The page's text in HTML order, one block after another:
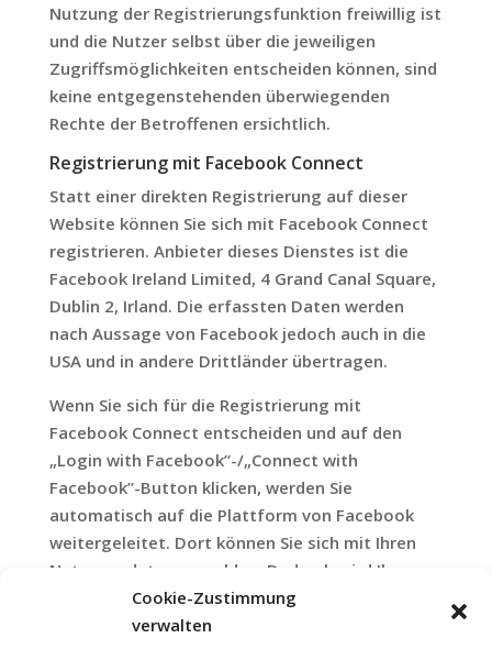
Cookie-Zustimmung
verwalten
Nutzung der Registrierungsfunktion freiwillig ist
und die Nutzer selbst über die jeweiligen
Zugriffsmöglichkeiten entscheiden können, sind
keine entgegenstehenden überwiegenden
Rechte der Betroffenen ersichtlich.
Registrierung mit Facebook Connect
Statt einer direkten Registrierung auf dieser
Website können Sie sich mit Facebook Connect
registrieren. Anbieter dieses Dienstes ist die
Facebook Ireland Limited, 4 Grand Canal Square,
Dublin 2, Irland. Die erfassten Daten werden
nach Aussage von Facebook jedoch auch in die
USA und in andere Drittländer übertragen.
Wenn Sie sich für die Registrierung mit
Facebook Connect entscheiden und auf den
„Login with Facebook”-/„Connect with
Facebook”-Button klicken, werden Sie
automatisch auf die Plattform von Facebook
weitergeleitet. Dort können Sie sich mit Ihren
Nutzungsdaten anmelden. Dadurch wird Ihr
Facebook-Profil mit dieser Website bzw. unseren
Diensten verknüpft. Durch diese Verknüpfung